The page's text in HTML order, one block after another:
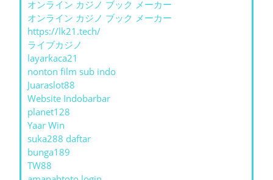
オンライン カジノ ブック メーカー
オンライン カジノ ブック メーカー
https://lk21.tech/
ライブカジノ
layarkaca21
nonton film sub indo
Juaraslot88
Website Indobarbar
planet128
Yaar Win
suka288 daftar
bunga189
TW88